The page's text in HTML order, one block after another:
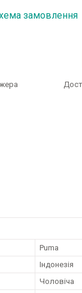
замовлення
Puma
Індонезія
Чоловіча